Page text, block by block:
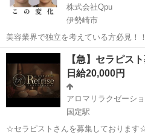
株式会社Qpu
伊勢崎市
美容業界で独立を考えている方必見！
のオーナーとして、新しいキャリアをスタ
ュープ」ってどんなサロン？ 🌟 Qpu
店をオープ...
群馬 伊勢崎市 セラピスト
【急】セラピス
日給20,000円
アロマリラクゼーシ
国定駅
☆セラピストさんを募集しております